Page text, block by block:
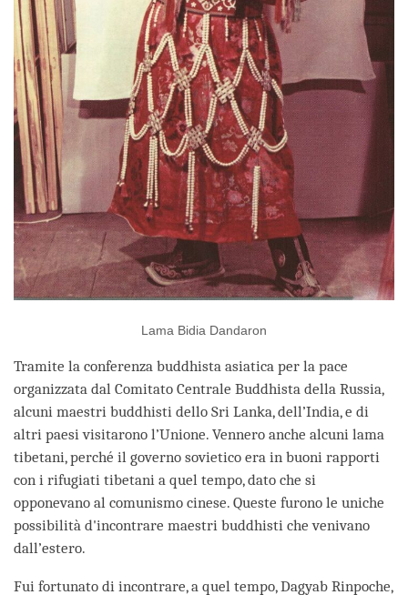
Lama Bidia Dandaron
Tramite la conferenza buddhista asiatica per la pace
organizzata dal Comitato Centrale Buddhista della Russia,
alcuni maestri buddhisti dello Sri Lanka, dell’India, e di
altri paesi visitarono l’Unione. Vennero anche alcuni lama
tibetani, perché il governo sovietico era in buoni rapporti
con i rifugiati tibetani a quel tempo, dato che si
opponevano al comunismo cinese. Queste furono le uniche
possibilità d'incontrare maestri buddhisti che venivano
dall’estero.
Fui fortunato di incontrare, a quel tempo, Dagyab Rinpoche,